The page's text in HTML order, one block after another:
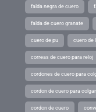
falda negra de cuero
falda de cuero granate
cuero de pu cuero de
correas de cuero para reloj
cordones de cuero para
cordon de cuero para
cordon de cuero